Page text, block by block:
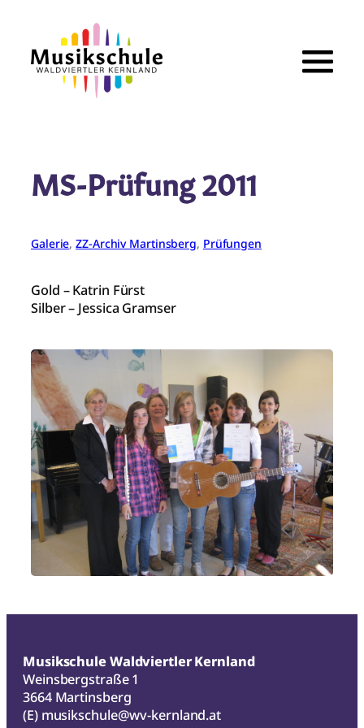
springen
MS-Prüfung 2011
Galerie, ZZ-Archiv Martinsberg, Prüfungen
Gold – Katrin Fürst
Silber – Jessica Gramser
Musikschule Waldviertler Kernland
Weinsbergstraße 1
3664 Martinsberg
(E) musikschule@wv-kernland.at